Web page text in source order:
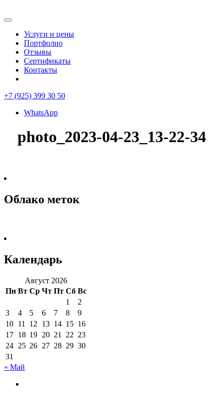
Услуги и цены
Портфолио
Отзывы
Сертификаты
Контакты
+7 (925) 399 30 50
WhatsApp
photo_2023-04-23_13-22-34
Облако меток
Календарь
Август 2026
Пн Вт Ср Чт Пт Сб Вс
1
2
3
4 5 6 7 8
9
10 11 12 13 14 15 16
17 18 19 20 21 22 23
24 25 26 27 28 29 30
31
« Май